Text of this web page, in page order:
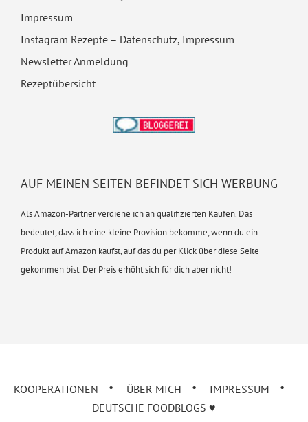
Impressum
Instagram Rezepte – Datenschutz, Impressum
Newsletter Anmeldung
Rezeptübersicht
AUF MEINEN SEITEN BEFINDET SICH WERBUNG
Als Amazon-Partner verdiene ich an qualifizierten Käufen. Das
bedeutet, dass ich eine kleine Provision bekomme, wenn du ein
Produkt auf Amazon kaufst, auf das du per Klick über diese Seite
gekommen bist. Der Preis erhöht sich für dich aber nicht!
KOOPERATIONEN ÜBER MICH
IMPRESSUM
DEUTSCHE FOODBLOGS ♥︎